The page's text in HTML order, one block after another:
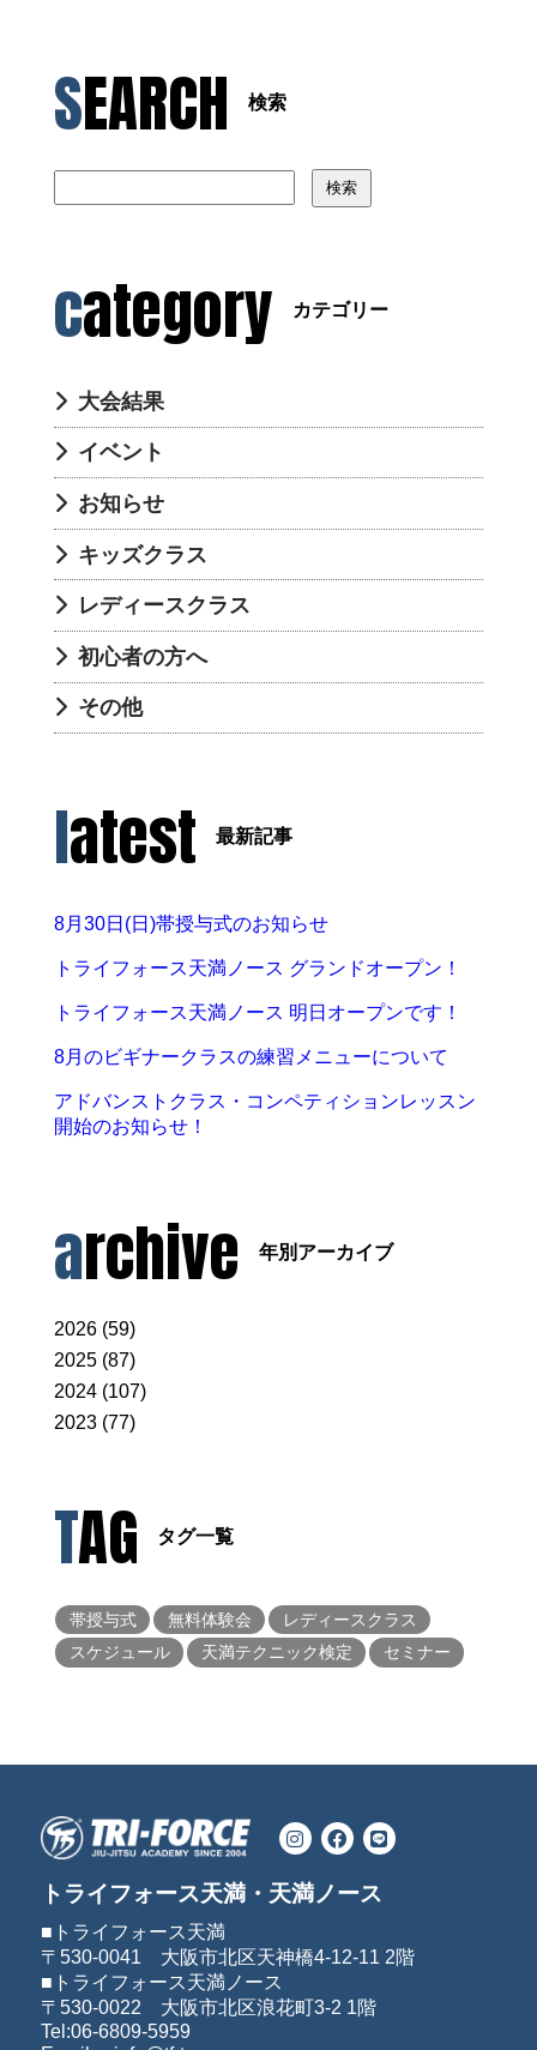
SEARCH 検索
検索
category カテゴリー
大会結果
イベント
お知らせ
キッズクラス
レディースクラス
初心者の方へ
その他
latest 最新記事
8月30日(日)帯授与式のお知らせ
トライフォース天満ノース グランドオープン！
トライフォース天満ノース 明日オープンです！
8月のビギナークラスの練習メニューについて
アドバンストクラス・コンペティションレッスン
開始のお知らせ！
archive 年別アーカイブ
2026 (59)
2025 (87)
2024 (107)
2023 (77)
TAG タグ一覧
帯授与式 無料体験会
レディースクラス
スケジュール
天満テクニック検定 セミナー
トライフォース天満・天満ノース
■トライフォース天満
〒530-0041 大阪市北区天神橋4-12-11 2階
■トライフォース天満ノース
〒530-0022 大阪市北区浪花町3-2 1階
Tel:06-6809-5959